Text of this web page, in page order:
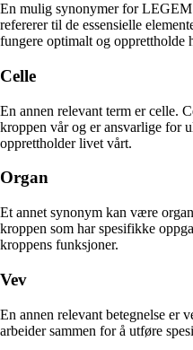
En mulig synonymer for
refererer til de essensielle
fungere optimalt og opprettholde
Celle
En annen relevant term er celle.
kroppen vår og er ansvarlige for
opprettholder livet vårt.
Organ
Et annet synonym kan være
kroppen som har spesifikke
kroppens funksjoner.
Vev
En annen relevant betegnelse er
arbeider sammen for å utføre